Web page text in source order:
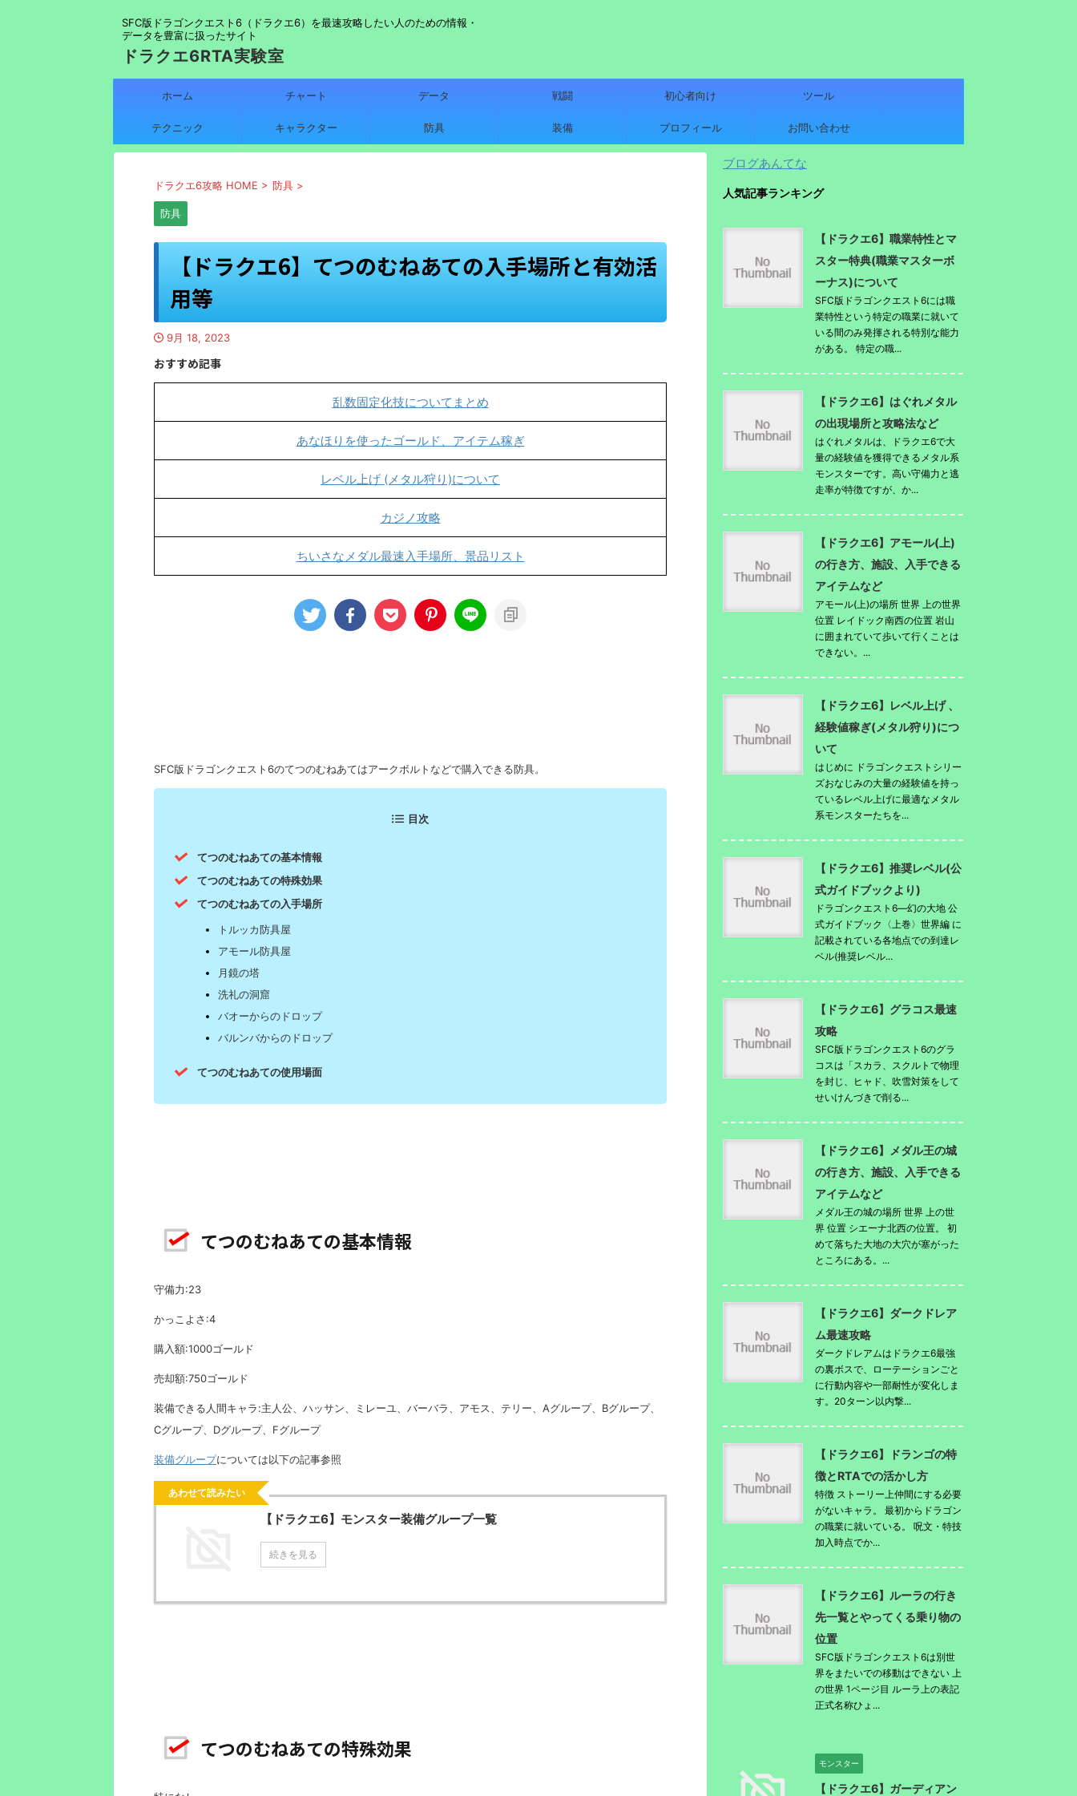
SFC版ドラゴンクエスト6（ドラクエ6）を最速攻略したい人のための情報・
データを豊富に扱ったサイト
ドラクエ6RTA実験室
ホーム チャート データ 戦闘 初心者向け ツール
テクニック キャラクター 防具 装備 プロフィール お問い合わせ
ドラクエ6攻略 HOME > 防具 >
防具
【ドラクエ6】てつのむねあての入手場所と有効活
用等
9月 18, 2023
おすすめ記事
乱数固定化技についてまとめ
あなほりを使ったゴールド、アイテム稼ぎ
レベル上げ (メタル狩り)について
カジノ攻略
ちいさなメダル最速入手場所、景品リスト
SFC版ドラゴンクエスト6のてつのむねあてはアークボルトなどで購入できる防具。
目次
てつのむねあての基本情報
てつのむねあての特殊効果
てつのむねあての入手場所
トルッカ防具屋
アモール防具屋
月鏡の塔
洗礼の洞窟
バオーからのドロップ
バルンバからのドロップ
てつのむねあての使用場面
てつのむねあての基本情報
守備力:23
かっこよさ:4
購入額:1000ゴールド
売却額:750ゴールド
装備できる人間キャラ:主人公、ハッサン、ミレーユ、バーバラ、アモス、テリー、Aグループ、Bグループ、
Cグループ、Dグループ、Fグループ
装備グループについては以下の記事参照
あわせて読みたい
【ドラクエ6】モンスター装備グループ一覧
続きを見る
てつのむねあての特殊効果
ブログあんてな
人気記事ランキング
【ドラクエ6】職業特性とマ
スター特典(職業マスターボ
ーナス)について
SFC版ドラゴンクエスト6には職
業特性という特定の職業に就いて
いる間のみ発揮される特別な能力
がある。 特定の職...
【ドラクエ6】はぐれメタル
の出現場所と攻略法など
はぐれメタルは、ドラクエ6で大
量の経験値を獲得できるメタル系
モンスターです。高い守備力と逃
走率が特徴ですが、か...
【ドラクエ6】アモール(上)
の行き方、施設、入手できる
アイテムなど
アモール(上)の場所 世界 上の世界
位置 レイドック南西の位置 岩山
に囲まれていて歩いて行くことは
できない。...
【ドラクエ6】レベル上げ 、
経験値稼ぎ(メタル狩り)につ
いて
はじめに ドラゴンクエストシリー
ズおなじみの大量の経験値を持っ
ているレベル上げに最適なメタル
系モンスターたちを...
【ドラクエ6】推奨レベル(公
式ガイドブックより)
ドラゴンクエスト6―幻の大地 公
式ガイドブック〈上巻〉世界編 に
記載されている各地点での到達レ
ベル(推奨レベル...
【ドラクエ6】グラコス最速
攻略
SFC版ドラゴンクエスト6のグラ
コスは「スカラ、スクルトで物理
を封じ、ヒャド、吹雪対策をして
せいけんづきで削る...
【ドラクエ6】メダル王の城
の行き方、施設、入手できる
アイテムなど
メダル王の城の場所 世界 上の世
界 位置 シエーナ北西の位置。 初
めて落ちた大地の大穴が塞がった
ところにある。...
【ドラクエ6】ダークドレア
ム最速攻略
ダークドレアムはドラクエ6最強
の裏ボスで、ローテーションごと
に行動内容や一部耐性が変化しま
す。20ターン以内撃...
【ドラクエ6】ドランゴの特
徴とRTAでの活かし方
特徴 ストーリー上仲間にする必要
がないキャラ。 最初からドラゴン
の職業に就いている。 呪文・特技
加入時点でか...
【ドラクエ6】ルーラの行き
先一覧とやってくる乗り物の
位置
SFC版ドラゴンクエスト6は別世
界をまたいでの移動はできない 上
の世界 1ページ目 ルーラ上の表記
正式名称ひょ...
モンスター
【ドラクエ6】ガーディアン